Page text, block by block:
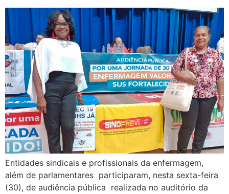
Entidades sindicais e profissionais da enfermagem,
além de parlamentares participaram, nesta sexta-feira
(30), de audiência pública realizada no auditório da